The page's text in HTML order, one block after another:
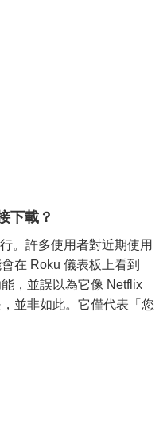
下載？
。許多使用者對近期使用
在 Roku 儀表板上看到
能，並誤以為它像 Netflix
並非如此。它僅代表「您